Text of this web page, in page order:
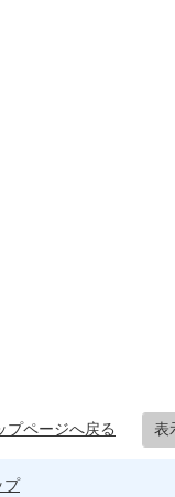
プページへ戻る 表
プ